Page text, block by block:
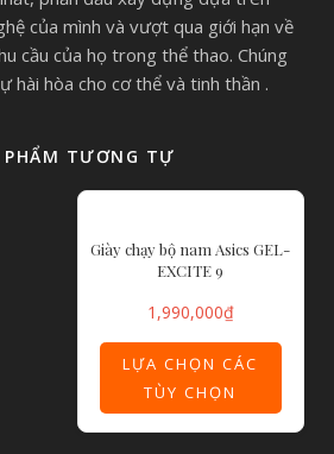
làm sạch chuyên dụng
dưới ánh nắng gắt
một thành ngữ Latin “Anima sanain